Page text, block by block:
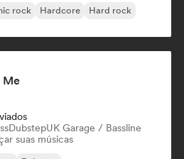
rock Hardcore Hard rock
Me
DubstepUK Garage / Bassline
suas músicas